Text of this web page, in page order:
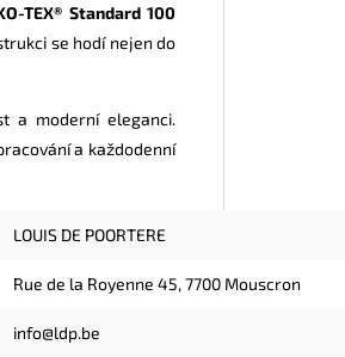
TEX® Standard 100
se hodí nejen do
a moderní eleganci.
a každodenní
LOUIS DE POORTERE
Rue de la Royenne 45, 7700 Mouscron
info@ldp.be